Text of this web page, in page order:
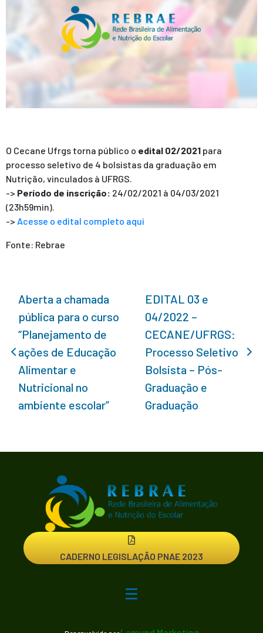
O Cecane Ufrgs torna público o edital 02/2021 para
processo seletivo de 4 bolsistas da graduação em
Nutrição, vinculados à UFRGS.
-> Período de inscrição: 24/02/2021 à 04/03/2021
(23h59min).
-> Acesse o edital completo aqui
Fonte: Rebrae
Aberta a chamada
pública para o curso
“Planejamento de
ações de Educação
Alimentar e
Nutricional no
ambiente escolar”
EDITAL 03 e
04/2022 –
CECANE/UFRGS:
Processo Seletivo
Bolsista – Pós-
Graduação e
Graduação
CADERNO LEGISLAÇÃO PNAE 2023